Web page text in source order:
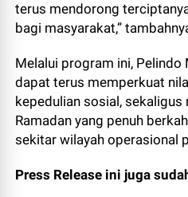
terus mendorong
bagi masyarakat,”
Melalui program ini, Pelindo
dapat terus memperkuat
kepedulian sosial,
Ramadan yang penuh
sekitar wilayah operasional
Press Release ini juga